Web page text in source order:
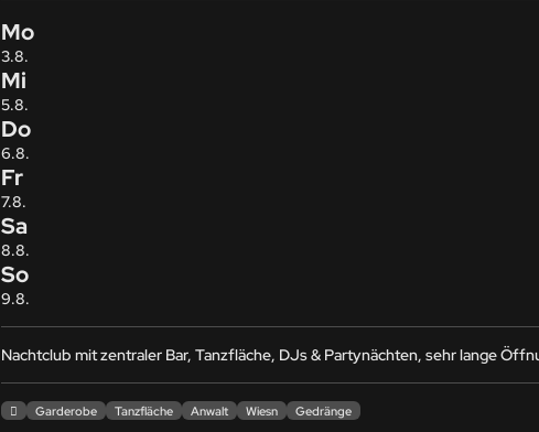
Mo
3.8.
Mi
5.8.
Do
6.8.
Fr
7.8.
Sa
8.8.
So
9.8.
Nachtclub mit zentraler Bar, Tanzfläche, DJs & Partynächten, sehr lange
 Garderobe Tanzfläche Anwalt Wiesn Gedränge